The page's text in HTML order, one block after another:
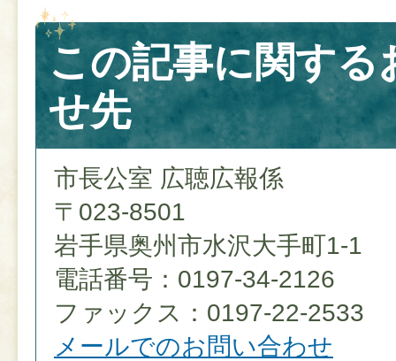
この記事に関する
せ先
市長公室 広聴広報係
〒023-8501
岩手県奥州市水沢大手町1-1
電話番号：0197-34-2126
ファックス：0197-22-2533
メールでのお問い合わせ